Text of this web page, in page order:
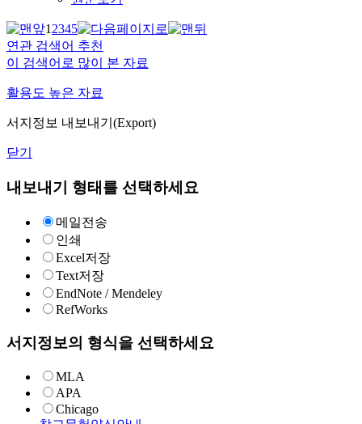
12345
연관 검색어 추천
이 검색어로 많이 본 자료
활용도 높은 자료
서지정보 내보내기(Export)
닫기
내보내기 형태를 선택하세요
메일전송
인쇄
Excel저장
Text저장
EndNote / Mendeley
RefWorks
서지정보의 형식을 선택하세요
MLA
APA
Chicago